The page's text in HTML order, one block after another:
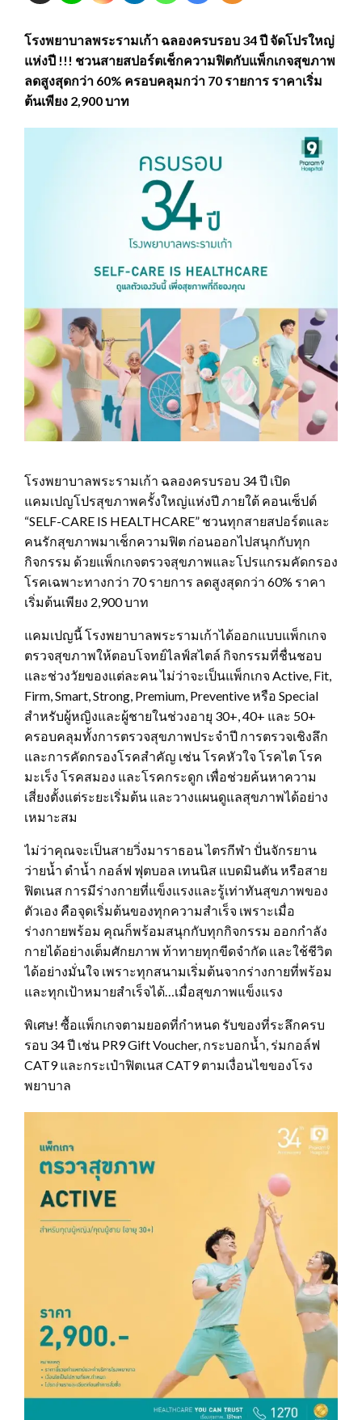
โรงพยาบาลพระรามเก้า ฉลองครบรอบ 34 ปี จัดโปรใหญ่
แห่งปี !!! ชวนสายสปอร์ตเช็กความฟิตกับแพ็กเกจสุขภาพ
ลดสูงสุดกว่า 60% ครอบคลุมกว่า 70 รายการ ราคาเริ่ม
ต้นเพียง 2,900 บาท
โรงพยาบาลพระรามเก้า ฉลองครบรอบ 34 ปี เปิด
แคมเปญโปรสุขภาพครั้งใหญ่แห่งปี ภายใต้ คอนเซ็ปต์
“SELF-CARE IS HEALTHCARE” ชวนทุกสายสปอร์ตและ
คนรักสุขภาพมาเช็กความฟิต ก่อนออกไปสนุกกับทุก
กิจกรรม ด้วยแพ็กเกจตรวจสุขภาพและโปรแกรมคัดกรอง
โรคเฉพาะทางกว่า 70 รายการ ลดสูงสุดกว่า 60% ราคา
เริ่มต้นเพียง 2,900 บาท
แคมเปญนี้ โรงพยาบาลพระรามเก้าได้ออกแบบแพ็กเกจ
ตรวจสุขภาพให้ตอบโจทย์ไลฟ์สไตล์ กิจกรรมที่ชื่นชอบ
และช่วงวัยของแต่ละคน ไม่ว่าจะเป็นแพ็กเกจ Active, Fit,
Firm, Smart, Strong, Premium, Preventive หรือ Special
สำหรับผู้หญิงและผู้ชายในช่วงอายุ 30+, 40+ และ 50+
ครอบคลุมทั้งการตรวจสุขภาพประจำปี การตรวจเชิงลึก
และการคัดกรองโรคสำคัญ เช่น โรคหัวใจ โรคไต โรค
มะเร็ง โรคสมอง และโรคกระดูก เพื่อช่วยค้นหาความ
เสี่ยงตั้งแต่ระยะเริ่มต้น และวางแผนดูแลสุขภาพได้อย่าง
เหมาะสม
ไม่ว่าคุณจะเป็นสายวิ่งมาราธอน ไตรกีฬา ปั่นจักรยาน
ว่ายน้ำ ดำน้ำ กอล์ฟ ฟุตบอล เทนนิส แบดมินตัน หรือสาย
ฟิตเนส การมีร่างกายที่แข็งแรงและรู้เท่าทันสุขภาพของ
ตัวเอง คือจุดเริ่มต้นของทุกความสำเร็จ เพราะเมื่อ
ร่างกายพร้อม คุณก็พร้อมสนุกกับทุกกิจกรรม ออกกำลัง
กายได้อย่างเต็มศักยภาพ ท้าทายทุกขีดจำกัด และใช้ชีวิต
ได้อย่างมั่นใจ เพราะทุกสนามเริ่มต้นจากร่างกายที่พร้อม
และทุกเป้าหมายสำเร็จได้…เมื่อสุขภาพแข็งแรง
พิเศษ! ซื้อแพ็กเกจตามยอดที่กำหนด รับของที่ระลึกครบ
รอบ 34 ปี เช่น PR9 Gift Voucher, กระบอกน้ำ, ร่มกอล์ฟ
CAT9 และกระเป๋าฟิตเนส CAT9 ตามเงื่อนไขของโรง
พยาบาล